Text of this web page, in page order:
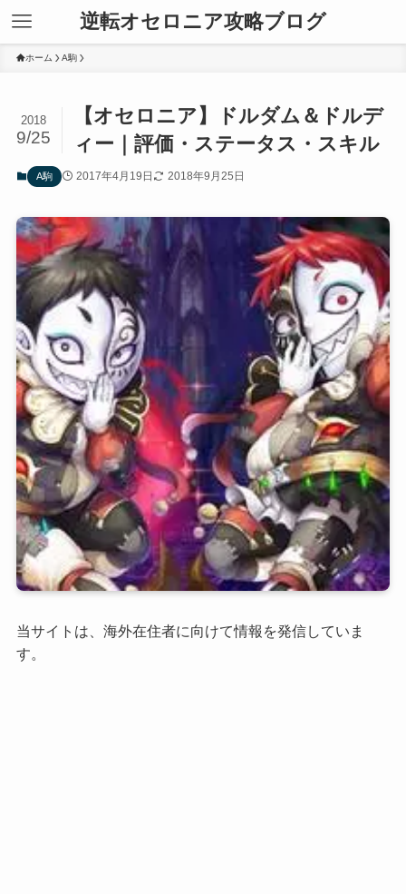
逆転オセロニア攻略ブログ
ホーム A駒
【オセロニア】ドルダム＆ドルデ
ィー｜評価・ステータス・スキル
2018
9/25
A駒 2017年4月19日 2018年9月25日
当サイトは、海外在住者に向けて情報を発信していま
す。